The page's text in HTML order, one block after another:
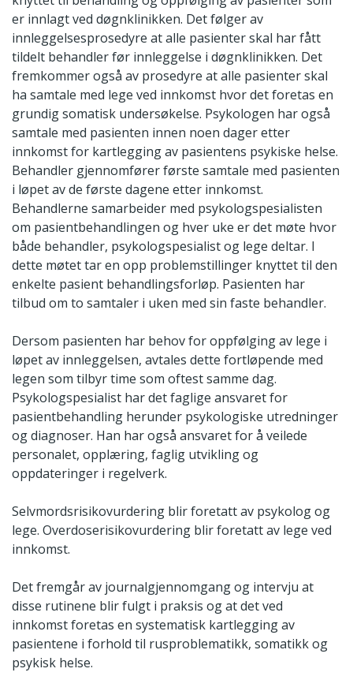
er innlagt ved døgnklinikken. Det følger av
innleggelsesprosedyre at alle pasienter skal har fått
tildelt behandler før innleggelse i døgnklinikken. Det
fremkommer også av prosedyre at alle pasienter skal
ha samtale med lege ved innkomst hvor det foretas en
grundig somatisk undersøkelse. Psykologen har også
samtale med pasienten innen noen dager etter
innkomst for kartlegging av pasientens psykiske helse.
Behandler gjennomfører første samtale med pasienten
i løpet av de første dagene etter innkomst.
Behandlerne samarbeider med psykologspesialisten
om pasientbehandlingen og hver uke er det møte hvor
både behandler, psykologspesialist og lege deltar. I
dette møtet tar en opp problemstillinger knyttet til den
enkelte pasient behandlingsforløp. Pasienten har
tilbud om to samtaler i uken med sin faste behandler.
Dersom pasienten har behov for oppfølging av lege i
løpet av innleggelsen, avtales dette fortløpende med
legen som tilbyr time som oftest samme dag.
Psykologspesialist har det faglige ansvaret for
pasientbehandling herunder psykologiske utredninger
og diagnoser. Han har også ansvaret for å veilede
personalet, opplæring, faglig utvikling og
oppdateringer i regelverk.
Selvmordsrisikovurdering blir foretatt av psykolog og
lege. Overdoserisikovurdering blir foretatt av lege ved
innkomst.
Det fremgår av journalgjennomgang og intervju at
disse rutinene blir fulgt i praksis og at det ved
innkomst foretas en systematisk kartlegging av
pasientene i forhold til rusproblematikk, somatikk og
psykisk helse.